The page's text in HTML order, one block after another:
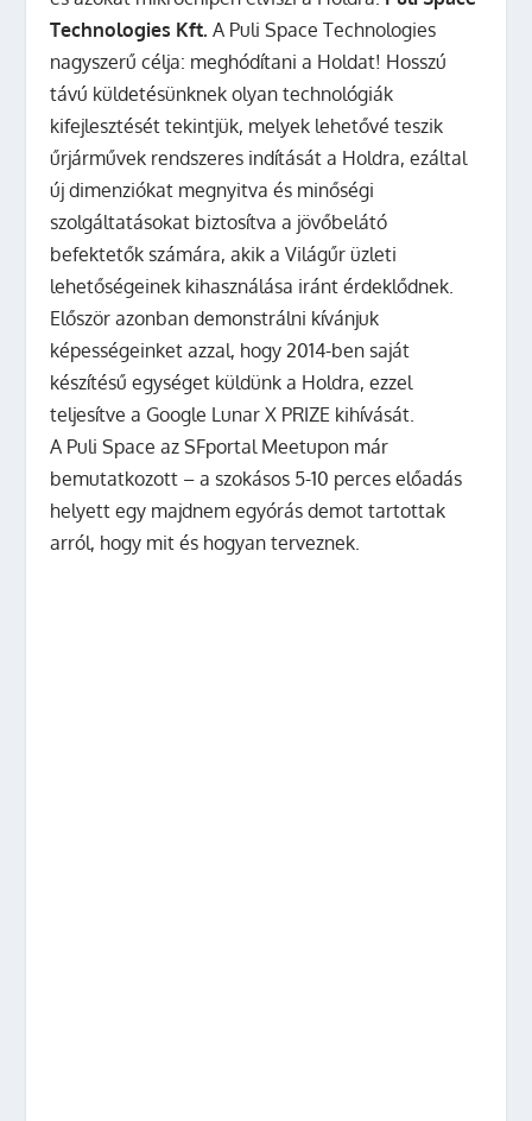
Technologies Kft. A Puli Space Technologies
nagyszerű célja: meghódítani a Holdat! Hosszú
távú küldetésünknek olyan technológiák
kifejlesztését tekintjük, melyek lehetővé teszik
űrjárművek rendszeres indítását a Holdra, ezáltal
új dimenziókat megnyitva és minőségi
szolgáltatásokat biztosítva a jövőbelátó
befektetők számára, akik a Világűr üzleti
lehetőségeinek kihasználása iránt érdeklődnek.
Először azonban demonstrálni kívánjuk
képességeinket azzal, hogy 2014-ben saját
készítésű egységet küldünk a Holdra, ezzel
teljesítve a Google Lunar X PRIZE kihívását.
A Puli Space az SFportal Meetupon már
bemutatkozott – a szokásos 5-10 perces előadás
helyett egy majdnem egyórás demot tartottak
arról, hogy mit és hogyan terveznek.